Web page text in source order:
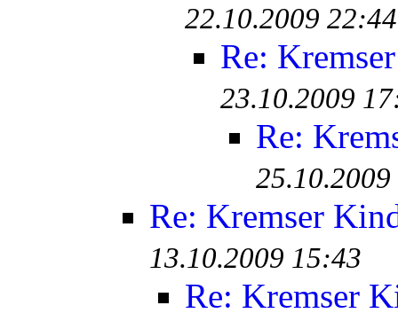
22.10.2009 22:44
Re:
23.10.2009
Re:
Re: Kremser
13.10.2009 15:43
Re: Kremser